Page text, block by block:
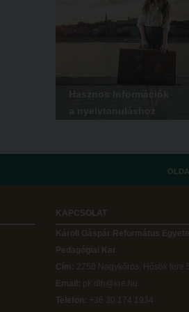
KAPCSOLAT
Károli Gáspár Református
Pedagógiai Kar
Cím: 2750 Nagykőrös, Hősök tere
Email: pk.dth@kre.hu
Telefon: +36 30 174 1934